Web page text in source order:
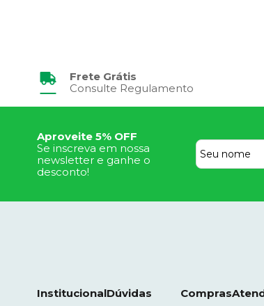
Frete Grátis
Consulte Regulamento
Aproveite 5% OFF
Se inscreva em nossa
newsletter e ganhe o
desconto!
InstitucionalDúvidas
Compras